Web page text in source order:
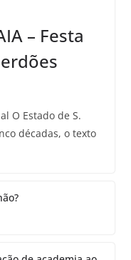
– Festa
O Estado de S.
décadas, o texto